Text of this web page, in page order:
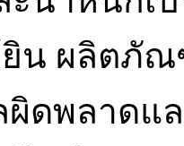
น ผลิตภั
ดพลาดแล